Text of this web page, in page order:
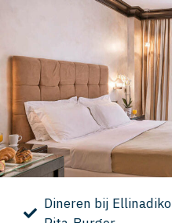
Dineren bij